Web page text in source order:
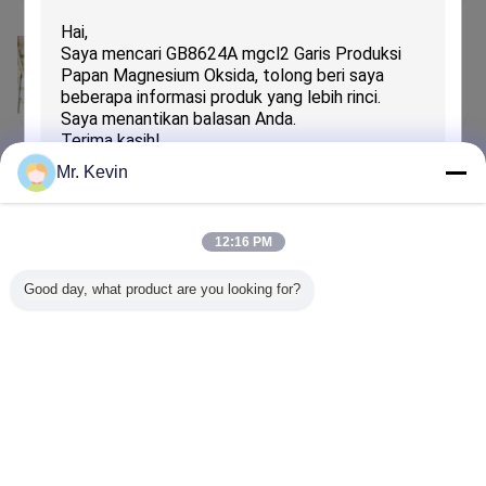
2026-04-10
Konstruksi Australia yang Berbukti di Masa
Depan: Solusi Otomatis untuk Manufaktur
Berkelanjutan
mesin papan mgo sepenuhnya otomatis
2017-02-24
Mr. Kevin
12:16 PM
Good day, what product are you looking for?